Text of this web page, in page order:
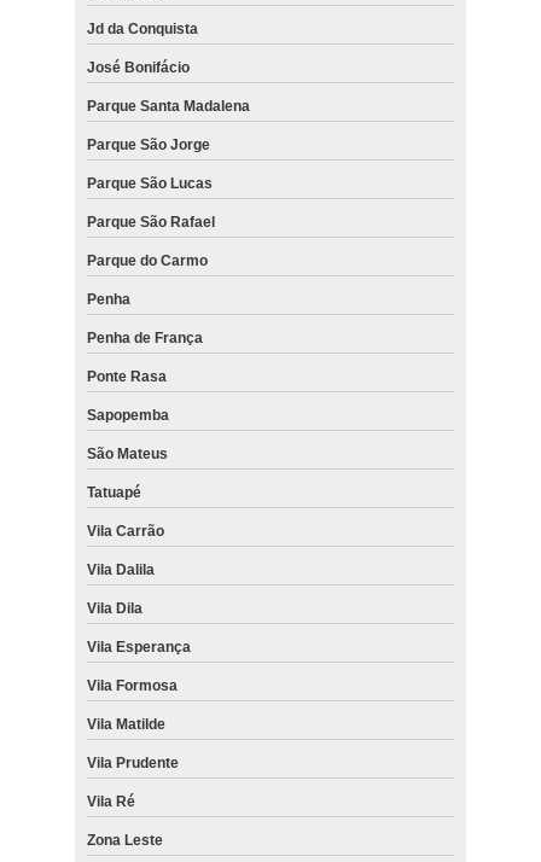
Jd da Conquista
José Bonifácio
Parque Santa Madalena
Parque São Jorge
Parque São Lucas
Parque São Rafael
Parque do Carmo
Penha
Penha de França
Ponte Rasa
Sapopemba
São Mateus
Tatuapé
Vila Carrão
Vila Dalila
Vila Dila
Vila Esperança
Vila Formosa
Vila Matilde
Vila Prudente
Vila Ré
Zona Leste